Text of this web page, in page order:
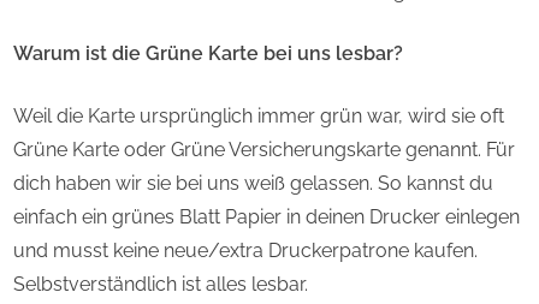
Warum ist die Grüne Karte bei uns lesbar?
Weil die Karte ursprünglich immer grün war, wird sie oft
Grüne Karte oder Grüne Versicherungskarte genannt. Für
dich haben wir sie bei uns weiß gelassen. So kannst du
einfach ein grünes Blatt Papier in deinen Drucker einlegen
und musst keine neue/extra Druckerpatrone kaufen.
Selbstverständlich ist alles lesbar.